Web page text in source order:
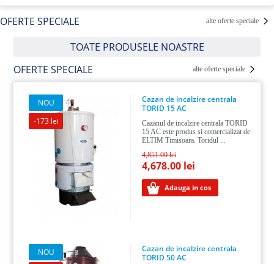
OFERTE SPECIALE alte oferte speciale
TOATE PRODUSELE NOASTRE
OFERTE SPECIALE
alte oferte speciale
NOU
-173 lei
Cazan de incalzire centrala
TORID 15 AC
Cazanul de incalzire centrala TORID
15 AC este produs si comercializat de
ELTIM Timisoara. Toridul ...
4,851.00 lei
4,678.00 lei
Adauga in cos
NOU
Cazan de incalzire centrala
TORID 50 AC
de